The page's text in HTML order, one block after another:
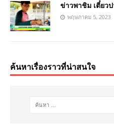
ข่าวพาชิม เตี๋ยว
พฤษภาคม 5, 2023
ค้นหาเรื่องราวที่น่าสนใจ